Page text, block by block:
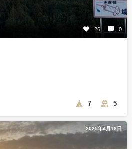
26 0
7 5
2025年4月18日